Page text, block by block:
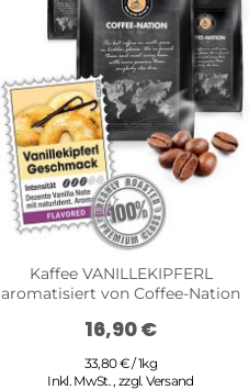
Kaffee VANILLEKIPFERL
aromatisiert von Coffee-Nation
16,90 €
33,80 € / 1kg
Inkl. MwSt. ,zzgl.Versand